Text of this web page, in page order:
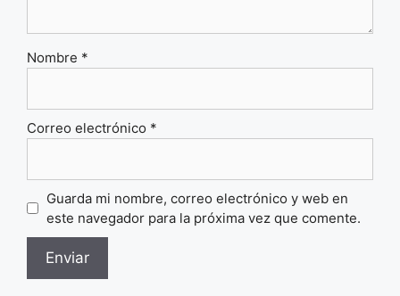
Nombre *
Correo electrónico *
Guarda mi nombre, correo electrónico y web en
este navegador para la próxima vez que comente.